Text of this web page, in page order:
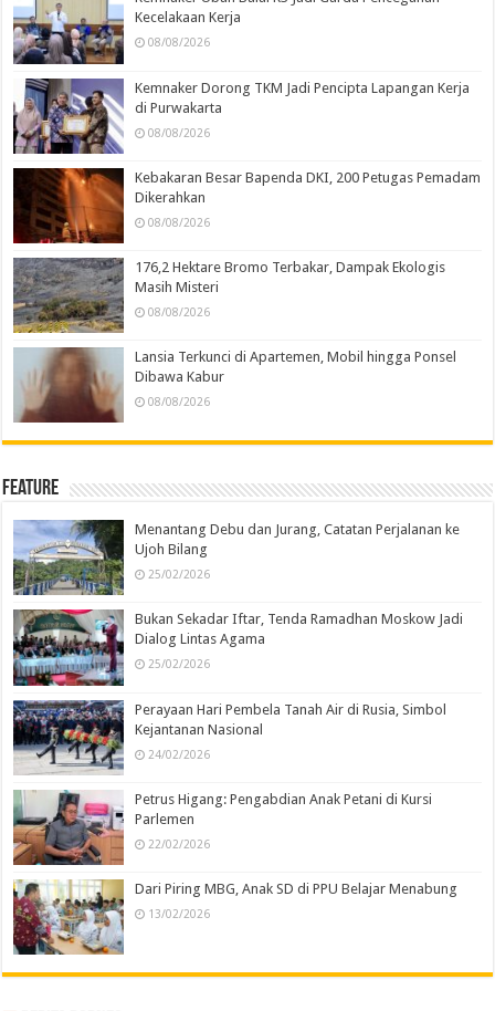
Kecelakaan Kerja
08/08/2026
Kemnaker Dorong TKM Jadi Pencipta Lapangan Kerja
di Purwakarta
08/08/2026
Kebakaran Besar Bapenda DKI, 200 Petugas Pemadam
Dikerahkan
08/08/2026
176,2 Hektare Bromo Terbakar, Dampak Ekologis
Masih Misteri
08/08/2026
Lansia Terkunci di Apartemen, Mobil hingga Ponsel
Dibawa Kabur
08/08/2026
Feature
Menantang Debu dan Jurang, Catatan Perjalanan ke
Ujoh Bilang
25/02/2026
Bukan Sekadar Iftar, Tenda Ramadhan Moskow Jadi
Dialog Lintas Agama
25/02/2026
Perayaan Hari Pembela Tanah Air di Rusia, Simbol
Kejantanan Nasional
24/02/2026
Petrus Higang: Pengabdian Anak Petani di Kursi
Parlemen
22/02/2026
Dari Piring MBG, Anak SD di PPU Belajar Menabung
13/02/2026